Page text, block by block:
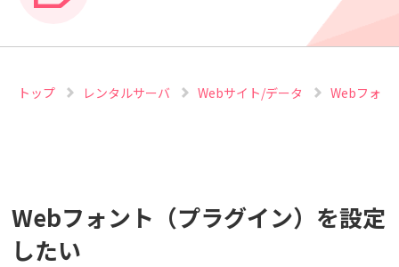
検索対象
すべて
トップ レンタルサーバ Webサイト/データ Webフォン
Webフォント（プラグイン）を設定
したい